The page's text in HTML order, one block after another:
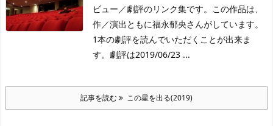
ビュー／劇評のリンク集です。この作品は、
作／演出ともに福永郁央さんがしています。
1本の劇評を読んでいただくことが出来ま
す。劇評は2019/06/23 ...
記事を読む この星を出る(2019)